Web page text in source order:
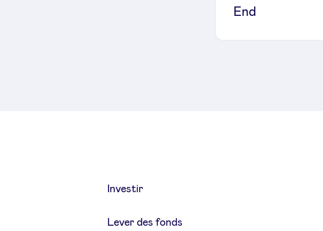
End
Investir
Lever des fonds